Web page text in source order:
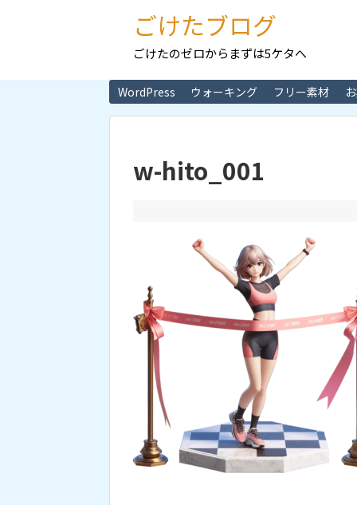
ごけたブログ
ごけたのゼロからまずは5ケタへ
WordPress ウォーキング フリー素材
w-hito_001